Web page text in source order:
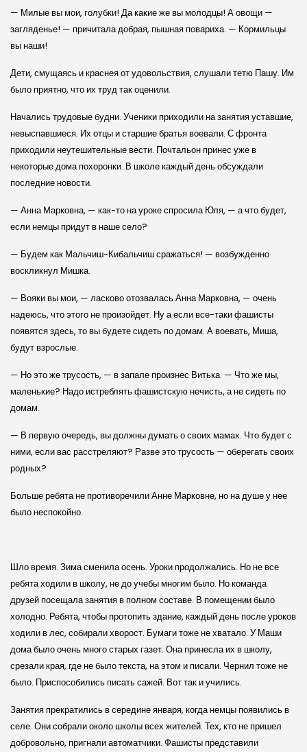
— Милые вы мои, голубки! Да какие же вы молодцы! А овощи —
загляденье! — причитала добрая, пышная повариха. — Кормильцы
вы наши!
Дети, смущаясь и краснея от удовольствия, слушали тетю Пашу. Им
было приятно, что их труд так оценили.
Начались трудовые будни. Ученики приходили на занятия уставшие,
невыспавшиеся. Их отцы и старшие братья воевали. С фронта
приходили неутешительные вести. Почтальон принес уже в
некоторые дома похоронки. В школе каждый день обсуждали
последние новости.
— Анна Марковна, — как-то на уроке спросила Юля, — а что будет,
если немцы придут в наше село?
— Будем как Мальчиш-Кибальчиш сражаться! — возбужденно
воскликнул Мишка.
— Вояки вы мои, — ласково отозвалась Анна Марковна, — очень
надеюсь, что этого не произойдет. Ну а если все-таки фашисты
появятся здесь, то вы будете сидеть по домам. А воевать, Миша,
будут взрослые.
— Но это же трусость, — в запале произнес Витька. — Что же мы,
маленькие? Надо истреблять фашистскую нечисть, а не сидеть по
домам.
— В первую очередь, вы должны думать о своих мамах. Что будет с
ними, если вас расстреляют? Разве это трусость — оберегать своих
родных?
Больше ребята не противоречили Анне Марковне, но на душе у нее
было неспокойно.
Шло время. Зима сменила осень. Уроки продолжались. Но не все
ребята ходили в школу, не до учебы многим было. Но команда
друзей посещала занятия в полном составе. В помещении было
холодно. Ребята, чтобы протопить здание, каждый день после уроков
ходили в лес, собирали хворост. Бумаги тоже не хватало. У Маши
дома было очень много старых газет. Она принесла их в школу,
срезали края, где не было текста, на этом и писали. Чернил тоже не
было. Приспособились писать сажей. Вот так и учились.
Занятия прекратились в середине января, когда немцы появились в
селе. Они собрали около школы всех жителей. Тех, кто не пришел
добровольно, пригнали автоматчики. Фашисты представили